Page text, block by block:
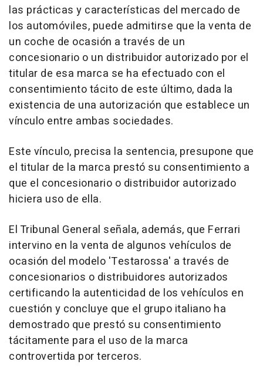
las prácticas y características del mercado de
los automóviles, puede admitirse que la venta de
un coche de ocasión a través de un
concesionario o un distribuidor autorizado por el
titular de esa marca se ha efectuado con el
consentimiento tácito de este último, dada la
existencia de una autorización que establece un
vínculo entre ambas sociedades.
Este vínculo, precisa la sentencia, presupone que
el titular de la marca prestó su consentimiento a
que el concesionario o distribuidor autorizado
hiciera uso de ella.
El Tribunal General señala, además, que Ferrari
intervino en la venta de algunos vehículos de
ocasión del modelo 'Testarossa' a través de
concesionarios o distribuidores autorizados
certificando la autenticidad de los vehículos en
cuestión y concluye que el grupo italiano ha
demostrado que prestó su consentimiento
tácitamente para el uso de la marca
controvertida por terceros.